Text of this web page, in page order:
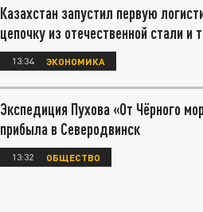
Казахстан запустил первую
цепочку из отечественной стали и
13:34 ЭКОНОМИКА
Экспедиция Пухова «От Чёрного
прибыла в Северодвинск
13:32 ОБЩЕСТВО